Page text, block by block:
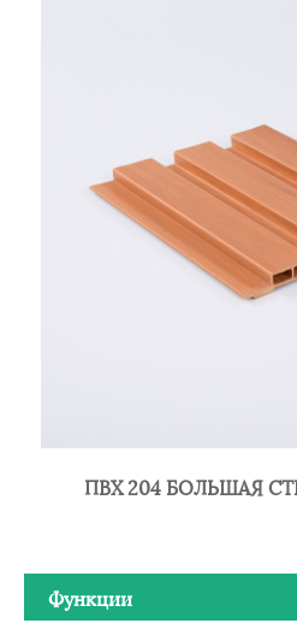
ПВХ 204 БОЛЬШАЯ
Функции